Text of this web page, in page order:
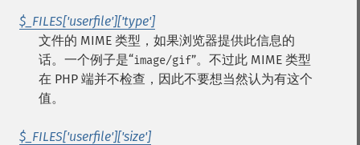
$_FILES['userfile']['type']
文件的 MIME 类型，如果浏览器提供此信息的
话。一个例子是“image/gif”。不过此 MIME 类型
在 PHP 端并不检查，因此不要想当然认为有这个
值。
$_FILES['userfile']['size']